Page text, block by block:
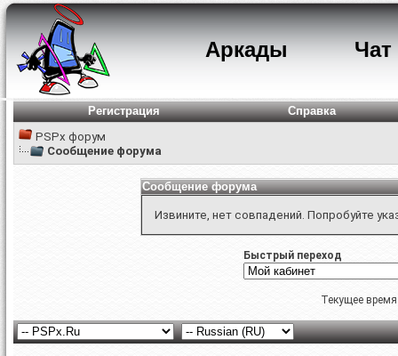
Аркады Чат
Регистрация
Справка
PSPx форум
Сообщение форума
Сообщение форума
Извините, нет совпадений. Попробуйте
Быстрый переход
Текущее